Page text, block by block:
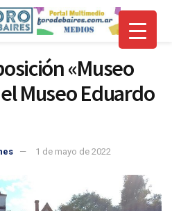
«Museo
Museo Eduardo
1 de mayo de 2022